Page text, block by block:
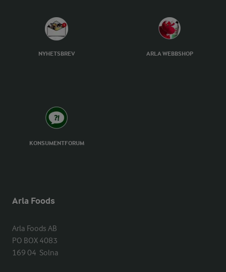
NYHETSBREV ARLA WEBBSHOP
KONSUMENTFORUM
Arla Foods
Arla Foods AB
PO BOX 4083
169 04  Solna